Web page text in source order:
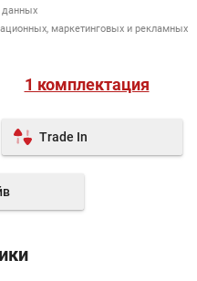
данных
маркетинговых и рекламных
1 комплектация
Trade In